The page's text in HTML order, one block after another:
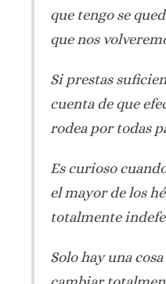
que tengo se
que nos
Si prestas
cuenta de que
rodea por todas
Es curioso
el mayor de los
totalmente
Solo hay una